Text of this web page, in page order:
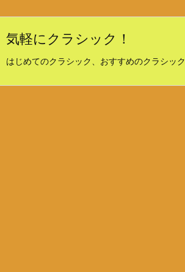
気軽にクラシック！
はじめてのクラシック、おすすめのクラシック